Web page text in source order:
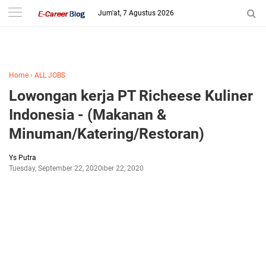
-->
Jum'at, 7 Agustus 2026
Home › ALL JOBS
Lowongan kerja PT Richeese Kuliner
Indonesia - (Makanan &
Minuman/Katering/Restoran)
Ys Putra
Tuesday, September 22, 2020September 22, 2020